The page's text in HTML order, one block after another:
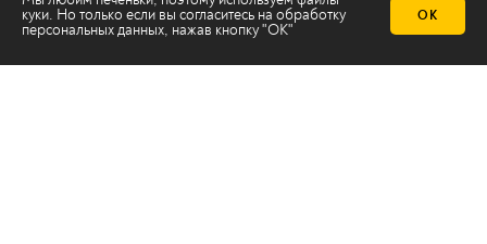
куки. Но только если вы согласитесь на обработку
персональных данных, нажав кнопку "ОК"
ОК